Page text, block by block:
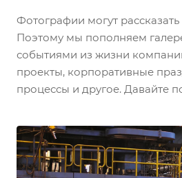
Фотографии могут
Поэтому мы пополняем
событиями из жизни
проекты, корпоративные
процессы и другое. Давайте